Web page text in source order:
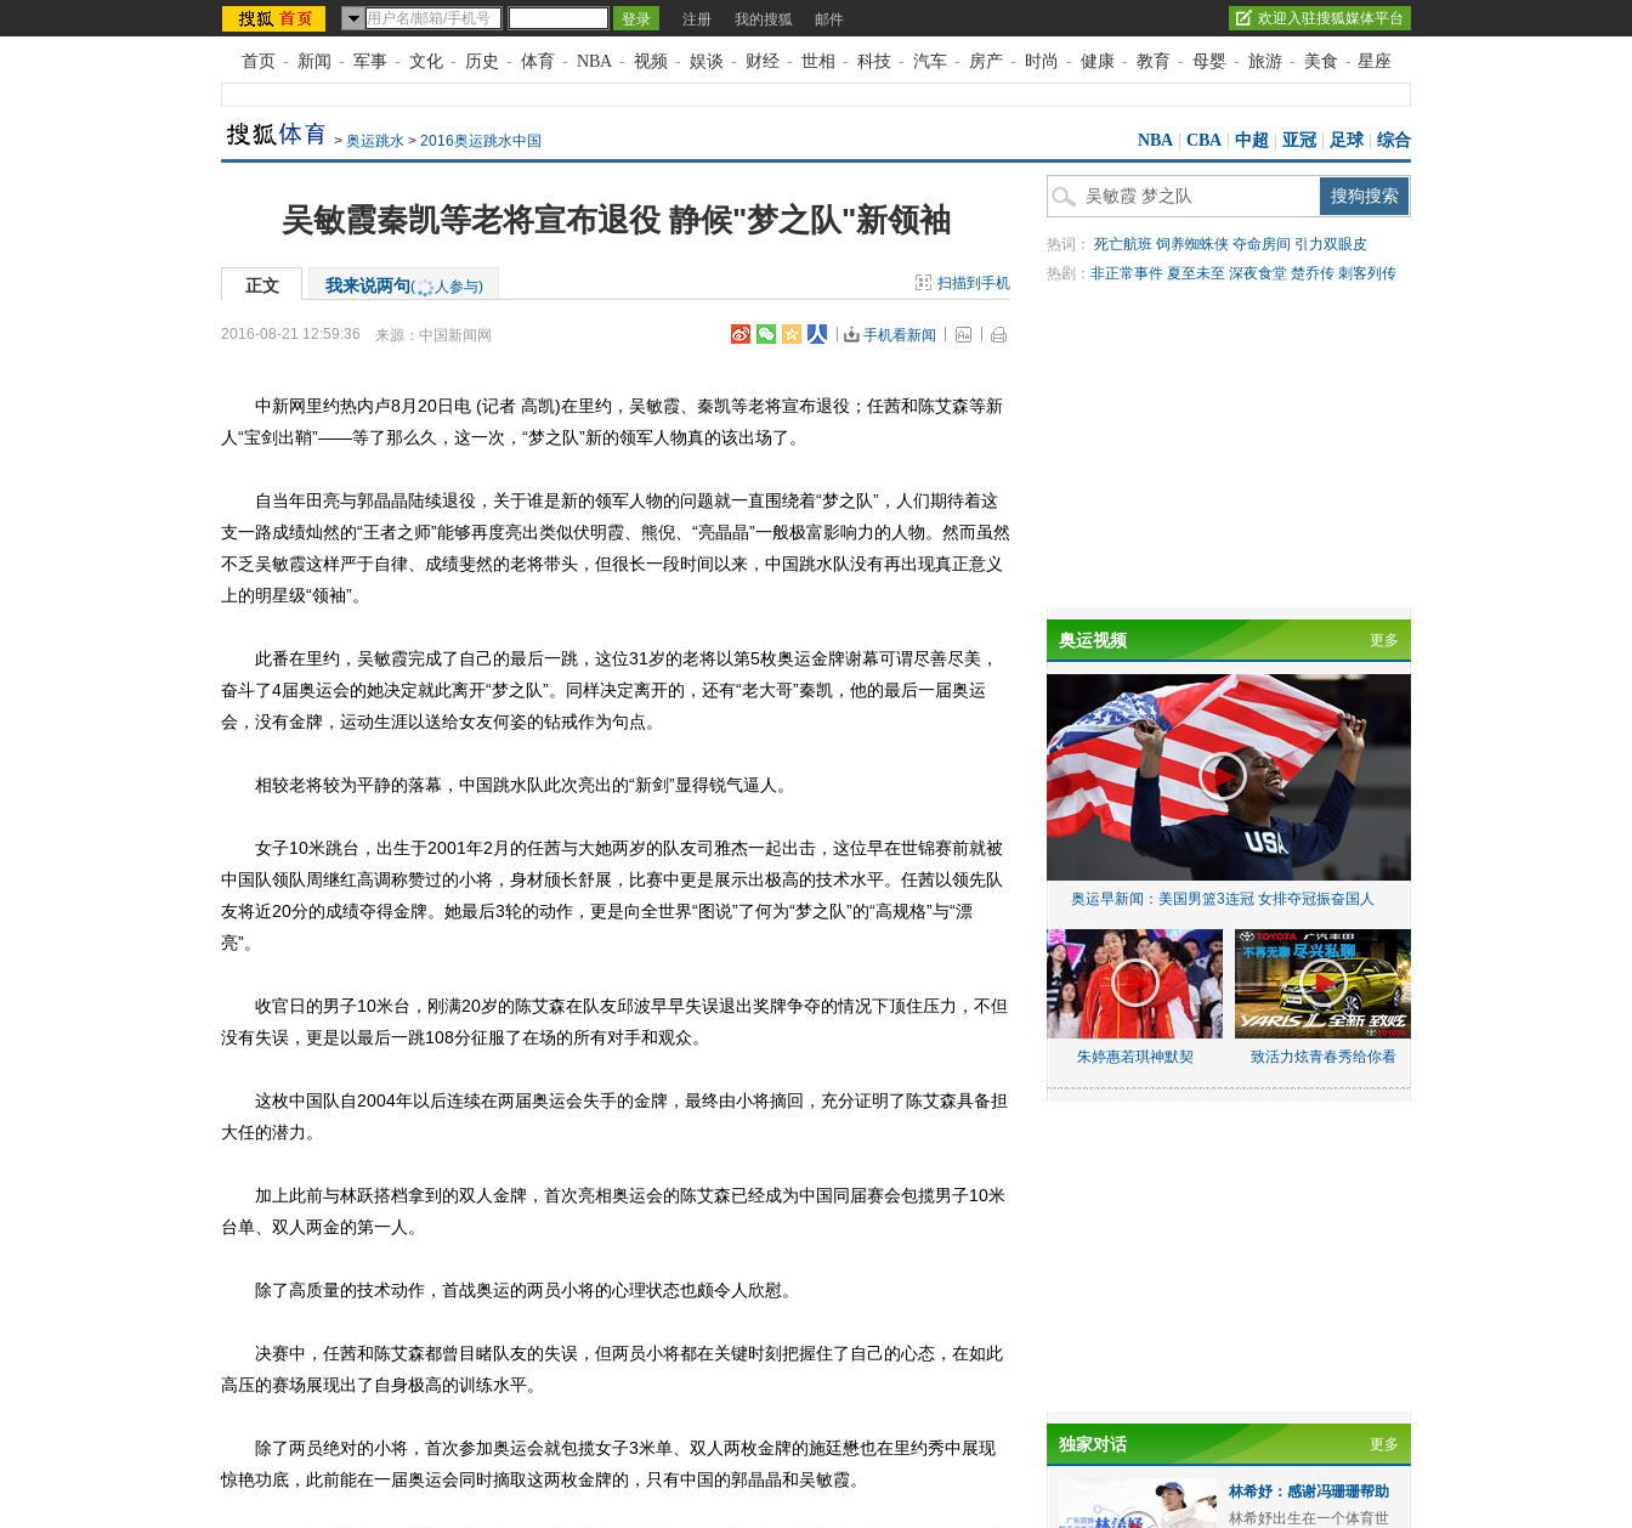
注册 我的搜狐 邮件 欢迎入驻搜狐媒体平台
首页 - 新闻 - 军事 - 文化 - 历史 - 体育 - NBA - 视频 - 娱谈 - 财经 - 世相 - 科技 - 汽车 - 房产 - 时尚 - 健康 - 教育 - 母婴 - 旅游 - 美食 - 星座
> 奥运跳水 > 2016奥运跳水中国 NBA CBA 中超 亚冠 足球| 综合
吴敏霞秦凯等老将宣布退役 静候"梦之队"新领袖
正文 我来说两句( 人参与) 扫描到手机
2016-08-21 12:59:36 来源： 中国新闻网 手机看新闻
中新网里约热内卢8月20日电 (记者 高凯)在里约，吴敏霞、秦凯等老将宣布退役；任茜和陈艾森等新
人“宝剑出鞘”——等了那么久，这一次，“梦之队”新的领军人物真的该出场了。
自当年田亮与郭晶晶陆续退役，关于谁是新的领军人物的问题就一直围绕着“梦之队”，人们期待着这
支一路成绩灿然的“王者之师”能够再度亮出类似伏明霞、熊倪、“亮晶晶”一般极富影响力的人物。然而虽然
不乏吴敏霞这样严于自律、成绩斐然的老将带头，但很长一段时间以来，中国跳水队没有再出现真正意义
上的明星级“领袖”。
此番在里约，吴敏霞完成了自己的最后一跳，这位31岁的老将以第5枚奥运金牌谢幕可谓尽善尽美，
奋斗了4届奥运会的她决定就此离开“梦之队”。同样决定离开的，还有“老大哥”秦凯，他的最后一届奥运
会，没有金牌，运动生涯以送给女友何姿的钻戒作为句点。
相较老将较为平静的落幕，中国跳水队此次亮出的“新剑”显得锐气逼人。
女子10米跳台，出生于2001年2月的任茜与大她两岁的队友司雅杰一起出击，这位早在世锦赛前就被
中国队领队周继红高调称赞过的小将，身材颀长舒展，比赛中更是展示出极高的技术水平。任茜以领先队
友将近20分的成绩夺得金牌。她最后3轮的动作，更是向全世界“图说”了何为“梦之队”的“高规格”与“漂
亮”。
收官日的男子10米台，刚满20岁的陈艾森在队友邱波早早失误退出奖牌争夺的情况下顶住压力，不但
没有失误，更是以最后一跳108分征服了在场的所有对手和观众。
这枚中国队自2004年以后连续在两届奥运会失手的金牌，最终由小将摘回，充分证明了陈艾森具备担
大任的潜力。
加上此前与林跃搭档拿到的双人金牌，首次亮相奥运会的陈艾森已经成为中国同届赛会包揽男子10米
台单、双人两金的第一人。
除了高质量的技术动作，首战奥运的两员小将的心理状态也颇令人欣慰。
决赛中，任茜和陈艾森都曾目睹队友的失误，但两员小将都在关键时刻把握住了自己的心态，在如此
高压的赛场展现出了自身极高的训练水平。
除了两员绝对的小将，首次参加奥运会就包揽女子3米单、双人两枚金牌的施廷懋也在里约秀中展现
惊艳功底，此前能在一届奥运会同时摘取这两枚金牌的，只有中国的郭晶晶和吴敏霞。
热词： 死亡航班 饲养蜘蛛侠 夺命房间 引力双眼皮
热剧： 非正常事件 夏至未至 深夜食堂 楚乔传 刺客列传
奥运视频 更多
奥运早新闻：美国男篮3连冠 女排夺冠振奋国人
朱婷惠若琪神默契 致活力炫青春秀给你看
独家对话 更多
林希妤：感谢冯珊珊帮助
林希妤出生在一个体育世